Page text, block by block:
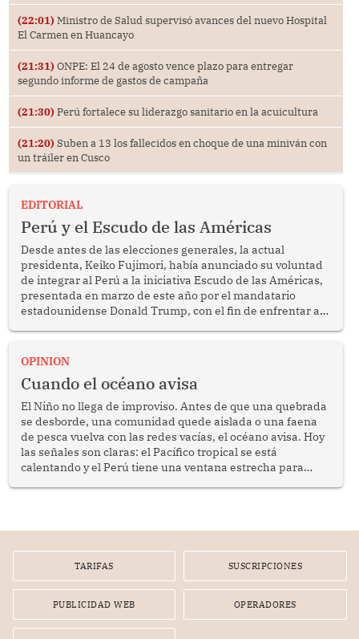
(22:01) Ministro de Salud supervisó avances del nuevo Hospital
El Carmen en Huancayo
(21:31) ONPE: El 24 de agosto vence plazo para entregar
segundo informe de gastos de campaña
(21:30) Perú fortalece su liderazgo sanitario en la acuicultura
(21:20) Suben a 13 los fallecidos en choque de una miniván con
un tráiler en Cusco
EDITORIAL
Perú y el Escudo de las Américas
Desde antes de las elecciones generales, la actual
presidenta, Keiko Fujimori, había anunciado su voluntad
de integrar al Perú a la iniciativa Escudo de las Américas,
presentada en marzo de este año por el mandatario
estadounidense Donald Trump, con el fin de enfrentar al
OPINION
Cuando el océano avisa
El Niño no llega de improviso. Antes de que una quebrada
se desborde, una comunidad quede aislada o una faena
de pesca vuelva con las redes vacías, el océano avisa. Hoy
las señales son claras: el Pacífico tropical se está
calentando y el Perú tiene una ventana estrecha para
TARIFAS SUSCRIPCIONES
PUBLICIDAD WEB OPERADORES